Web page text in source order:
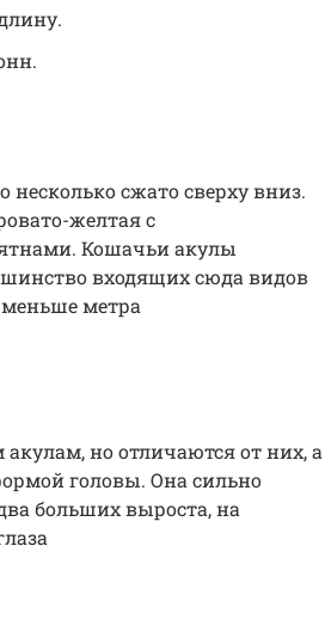
сжато сверху вниз.
желтая с
Кошачьи акулы
входящих сюда видов
метра
но отличаются от них, а
головы. Она сильно
больших выроста, на